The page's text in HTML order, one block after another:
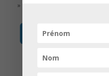
»
Voir le témoignage